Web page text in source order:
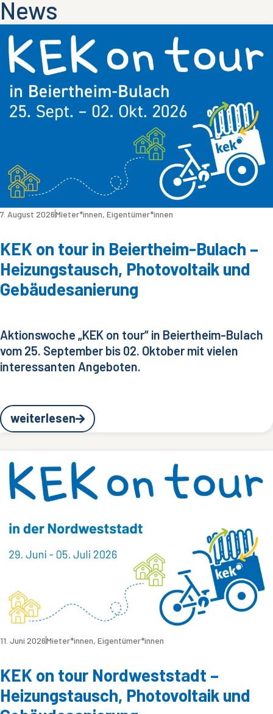
News
KEK on tour in Beiertheim-Bulach –
Heizungstausch, Photovoltaik und
Gebäudesanierung
7. August 2026Mieter*innen, Eigentümer*innen
Aktionswoche „KEK on tour“ in Beiertheim-Bulach
vom 25. September bis 02. Oktober mit vielen
interessanten Angeboten.
weiterlesen
KEK on tour Nordweststadt –
Heizungstausch, Photovoltaik und
11. Juni 2026Mieter*innen, Eigentümer*innen